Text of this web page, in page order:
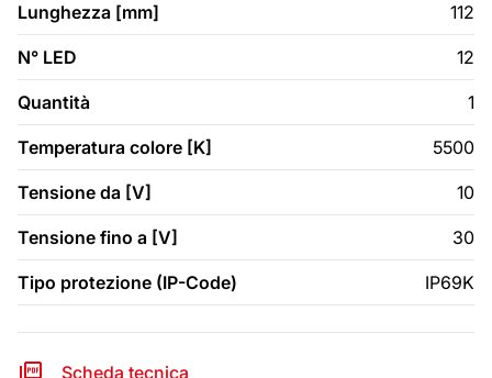
Lunghezza [mm] 112
N° LED 12
Quantità 1
Temperatura colore [K] 5500
Tensione da [V] 10
Tensione fino a [V] 30
Tipo protezione (IP-Code) IP69K
Scheda tecnica